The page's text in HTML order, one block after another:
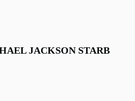
JACKSON STARB